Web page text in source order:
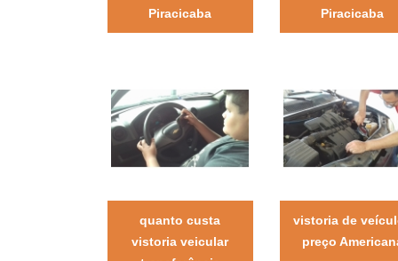
Piracicaba
Piracicaba
quanto custa
vistoria veicular
vistoria de
preço